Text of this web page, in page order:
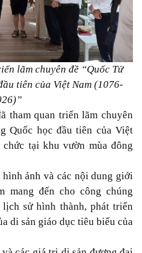
lãm chuyên đề “Quốc Tử
tiên của Việt Nam (1076-
tham quan triển lãm chuyên
Quốc học đầu tiên của Việt
tại khu vườn mùa đông
ảnh và các nội dung giới
mang đến cho công chúng
sử hình thành, phát triển
di sản giáo dục tiêu biểu của